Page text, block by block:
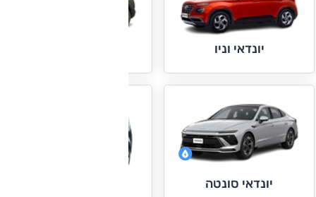
יונדאי וניו
יונדאי סונטה